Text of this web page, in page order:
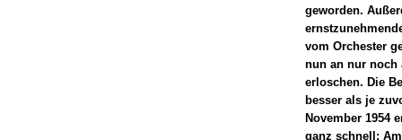
geworden.
vom Orchester
nun an nur noch
erloschen. Die
besser als je
November 1954
ganz schnell: